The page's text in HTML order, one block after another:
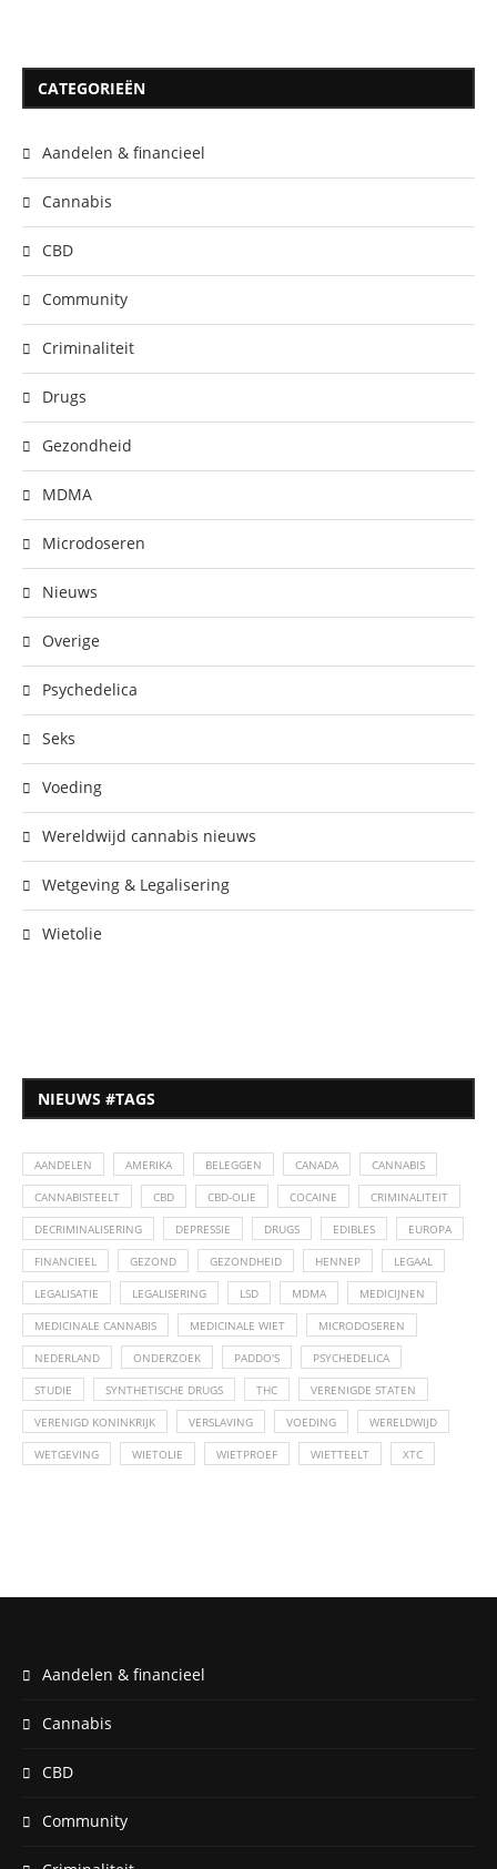
CATEGORIEËN
Aandelen & financieel
Cannabis
CBD
Community
Criminaliteit
Drugs
Gezondheid
MDMA
Microdoseren
Nieuws
Overige
Psychedelica
Seks
Voeding
Wereldwijd cannabis nieuws
Wetgeving & Legalisering
Wietolie
NIEUWS #TAGS
AANDELEN AMERIKA BELEGGEN CANADA CANNABIS
CANNABISTEELT CBD CBD-OLIE COCAINE CRIMINALITEIT
DECRIMINALISERING DEPRESSIE DRUGS EDIBLES EUROPA
FINANCIEEL GEZOND GEZONDHEID HENNEP LEGAAL
LEGALISATIE LEGALISERING LSD MDMA MEDICIJNEN
MEDICINALE CANNABIS MEDICINALE WIET MICRODOSEREN
NEDERLAND ONDERZOEK PADDO'S PSYCHEDELICA
STUDIE SYNTHETISCHE DRUGS THC VERENIGDE STATEN
VERENIGD KONINKRIJK VERSLAVING VOEDING WERELDWIJD
WETGEVING WIETOLIE WIETPROEF WIETTEELT XTC
Aandelen & financieel
Cannabis
CBD
Community